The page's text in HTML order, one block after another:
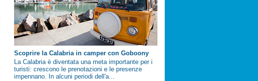
Scoprire la Calabria in camper con Goboony
La Calabria è diventata una meta importante per i
turisti: crescono le prenotazioni e le presenze
impennano. In alcuni periodi dell'a...